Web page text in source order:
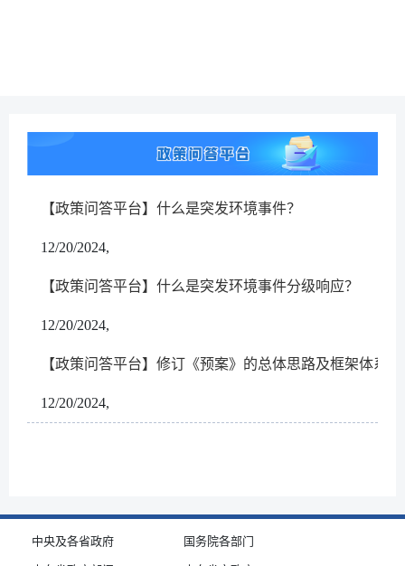
【政策问答平台】什么是突发环境事件？
12/20/2024,
【政策问答平台】什么是突发环境事件分级响应？
12/20/2024,
【政策问答平台】修订《预案》的总体思路及框架体系
12/20/2024,
中央及各省政府 国务院各部门